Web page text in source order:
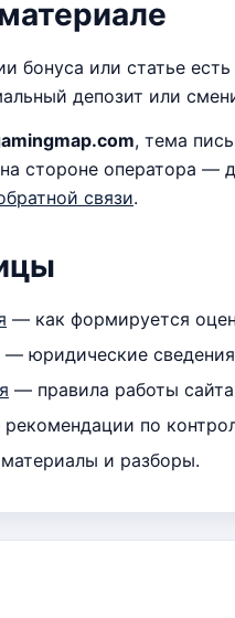
бонуса или статье
депозит или
, тема
стороне оператора —
связи.
— как формируется
— юридические
— правила работы
по
и разборы.